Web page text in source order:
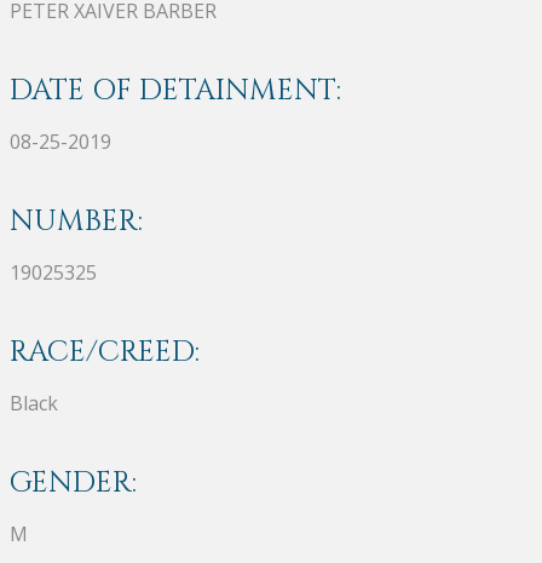
PETER XAIVER BARBER
DATE OF DETAINMENT:
08-25-2019
NUMBER:
19025325
RACE/CREED:
Black
GENDER:
M